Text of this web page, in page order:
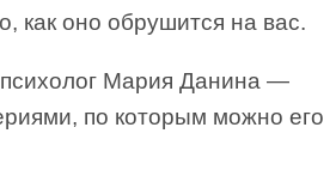
как оно обрушится на вас.
Мария Данина —
по которым можно его